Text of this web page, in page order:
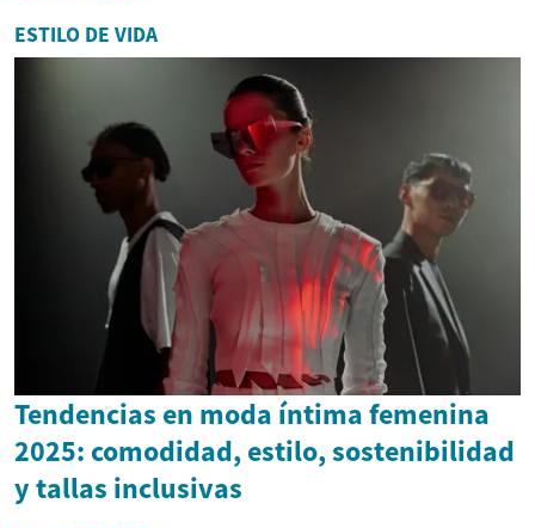
ESTILO DE VIDA
Tendencias en moda íntima femenina
2025: comodidad, estilo, sostenibilidad
y tallas inclusivas